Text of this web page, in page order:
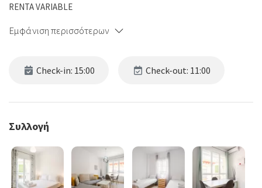
RENTA VARIABLE
Εμφάνιση περισσότερων
Check-in: 15:00 Check-out: 11:00
Συλλογή